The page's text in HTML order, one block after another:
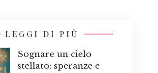
LEGGI DI PIÙ
Sognare un cielo
stellato: speranze e